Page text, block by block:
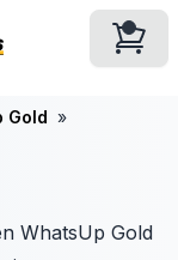
Gold
WhatsUp Gold